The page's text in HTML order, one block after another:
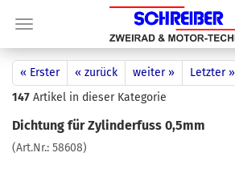
« Erster « zurück weiter »
Letzter »
147 Artikel in dieser Kategorie
Dichtung für Zylinderfuss 0,5mm
(Art.Nr.: 58608)